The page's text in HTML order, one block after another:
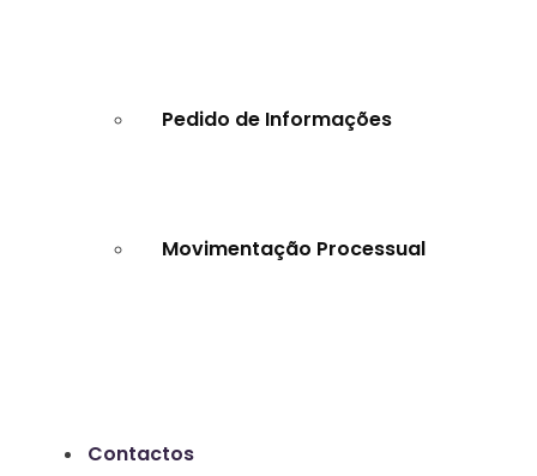
Pedido de Informações
Movimentação Processual
Contactos